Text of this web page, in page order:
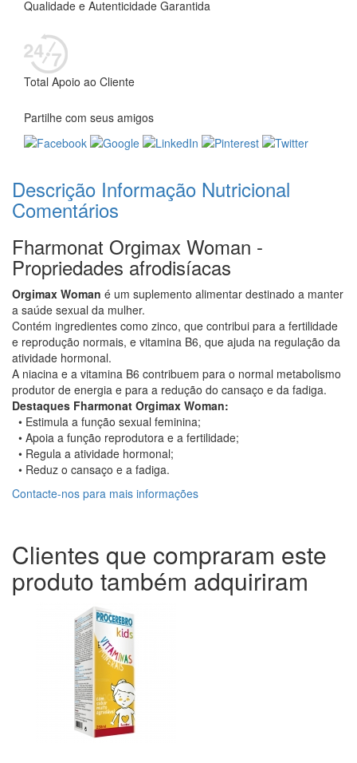
Qualidade e Autenticidade Garantida
Total Apoio ao Cliente
Partilhe com seus amigos
Descrição Informação Nutricional
Comentários
Fharmonat Orgimax Woman -
Propriedades afrodisíacas
Orgimax Woman é um suplemento alimentar destinado a manter
a saúde sexual da mulher.
Contém ingredientes como zinco, que contribui para a fertilidade
e reprodução normais, e vitamina B6, que ajuda na regulação da
atividade hormonal.
A niacina e a vitamina B6 contribuem para o normal metabolismo
produtor de energia e para a redução do cansaço e da fadiga.
Destaques Fharmonat Orgimax Woman:
• Estimula a função sexual feminina;
• Apoia a função reprodutora e a fertilidade;
• Regula a atividade hormonal;
• Reduz o cansaço e a fadiga.
Contacte-nos para mais informações
Clientes que compraram este
produto também adquiriram